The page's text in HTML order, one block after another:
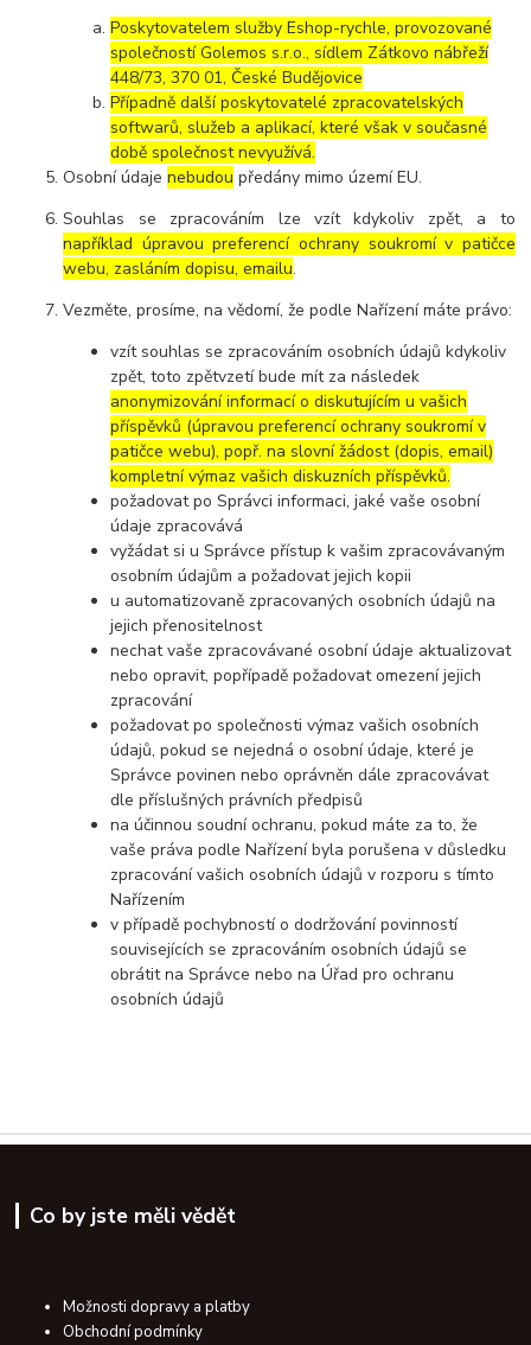
Poskytovatelem služby Eshop-rychle, provozované
společností Golemos s.r.o., sídlem Zátkovo nábřeží
448/73, 370 01, České Budějovice
Případně další poskytovatelé zpracovatelských
softwarů, služeb a aplikací, které však v současné
době společnost nevyužívá.
Osobní údajenebudou předány mimo území EU.
Souhlas se zpracováním lze vzít kdykoliv zpět, a to
například úpravou preferencí ochrany soukromí v patičce
webu, zasláním dopisu, emailu.
Vezměte, prosíme, na vědomí, že podle Nařízení máte právo:
vzít souhlas se zpracováním osobních údajů kdykoliv
zpět, toto zpětvzetí bude mít za následek
anonymizování informací o diskutujícím u vašich
příspěvků (úpravou preferencí ochrany soukromí v
patičce webu), popř. na slovní žádost (dopis, email)
kompletní výmaz vašich diskuzních příspěvků.
požadovat po Správci informaci, jaké vaše osobní
údaje zpracovává
vyžádat si u Správce přístup k vašim zpracovávaným
osobním údajům a požadovat jejich kopii
u automatizovaně zpracovaných osobních údajů na
jejich přenositelnost
nechat vaše zpracovávané osobní údaje aktualizovat
nebo opravit, popřípadě požadovat omezení jejich
zpracování
požadovat po společnosti výmaz vašich osobních
údajů, pokud se nejedná o osobní údaje, které je
Správce povinen nebo oprávněn dále zpracovávat
dle příslušných právních předpisů
na účinnou soudní ochranu, pokud máte za to, že
vaše práva podle Nařízení byla porušena v důsledku
zpracování vašich osobních údajů v rozporu s tímto
Nařízením
v případě pochybností o dodržování povinností
souvisejících se zpracováním osobních údajů se
obrátit na Správce nebo na Úřad pro ochranu
osobních údajů
Co by jste měli vědět
Možnosti dopravy a platby
Obchodní podmínky